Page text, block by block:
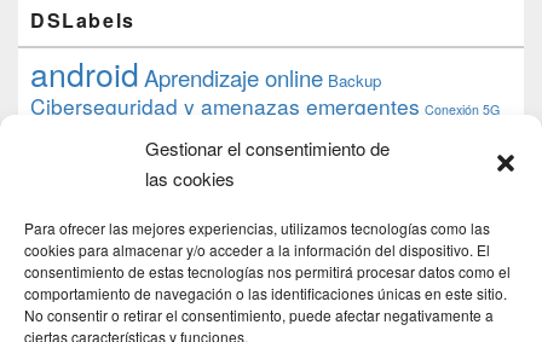
Gestionar el consentimiento de
las cookies
Para ofrecer las mejores experiencias, utilizamos tecnologías como las
cookies para almacenar y/o acceder a la información del dispositivo. El
consentimiento de estas tecnologías nos permitirá procesar datos como el
comportamiento de navegación o las identificaciones únicas en este sitio.
No consentir o retirar el consentimiento, puede afectar negativamente a
ciertas características y funciones.
DSLabels
androidAprendizaje online Backup
Ciberseguridad y amenazas emergentes Conexión 5G
datos debian desarrollo web
Formación Google
iphone
proyecto PS4 python Raspberryraspberrypi
raspbian review Servidor Web Sostenibilidad
tecnológicaTecnología torrent
transmissiontutorial ubuntu server Windows